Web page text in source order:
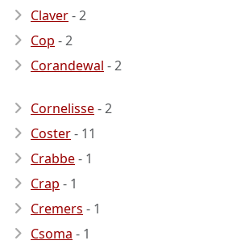
Claver- 2
Cop - 2
Corandewal - 2
Cornelisse- 2
Coster- 11
Crabbe- 1
Crap - 1
Cremers - 1
Csoma - 1